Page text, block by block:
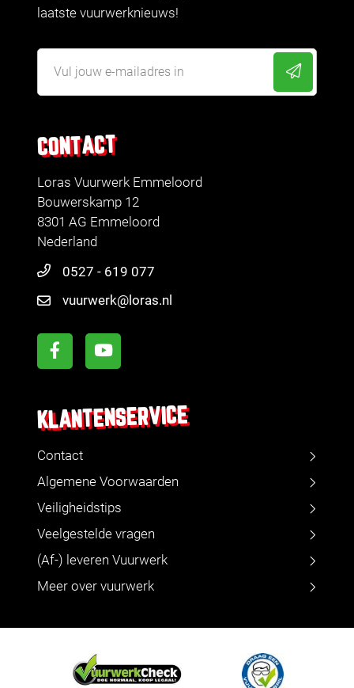
CONTACT
Loras Vuurwerk Emmeloord
Bouwerskamp 12
8301 AG Emmeloord
Nederland
0527 - 619 077
vuurwerk@loras.nl
KLANTENSERVICE
Contact
Algemene Voorwaarden
Veiligheidstips
Veelgestelde vragen
(Af-) leveren Vuurwerk
Meer over vuurwerk
laatste vuurwerknieuws!